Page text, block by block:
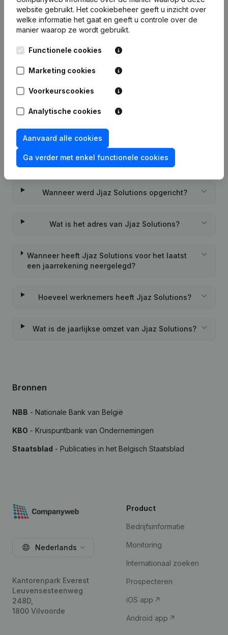
02-05-2022
Rubriek Oprichting (Nieuwe
Rechtspersoon, Opening Bijkantoor,
Wat is het btw-nummer van Jjaz Solutions?
Wat is het PEPPOL ID van Jjaz Solutions?
Wanneer werd Jjaz Solutions opgericht?
Wat is het adres van Jjaz Solutions?
Wanneer heeft Jjaz Solutions voor het laatst
een jaarrekening neergelegd?
Hoeveel werknemers heeft Jjaz Solutions?
Wat is de jaarlijkse omzet van Jjaz Solutions?
Bronnen
NBB - Nationale Bank van België
KBO - Kruispuntbank van Ondernemingen
Staatsblad - Publicaties in het Belgisch Staatsblad
website gebruikt. Het cookiebeheer geeft u inzicht over
welke informatie het gaat en geeft u controle over de
manier waarop ze wordt gebruikt.
Functionele cookies
Marketing cookies
Voorkeurscookies
Analytische cookies
Aanvaard alle cookies
Ga verder met enkel functionele cookies
Nederlands
Kantorenpark Everest
Leuvensesteenweg
248D,
1800 Vilvoorde
Product
Bedrijfsinformatie
Monitoring
Internationaal zoeken
Prospecteren
iOS app
Android app